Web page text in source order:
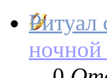
Ритуал
ночной